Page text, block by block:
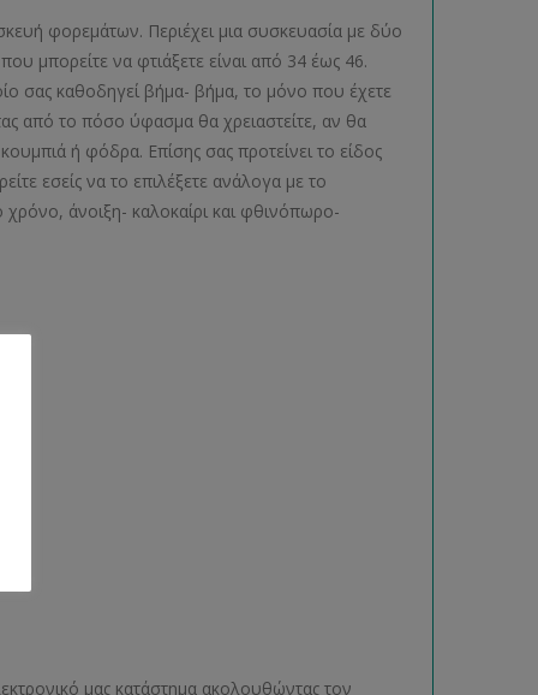
φορεμάτων. Περιέχει μια συσκευασία με δύο
μπορείτε να φτιάξετε είναι από 34 έως 46.
σας καθοδηγεί βήμα- βήμα, το μόνο που έχετε
από το πόσο ύφασμα θα χρειαστείτε, αν θα
ή φόδρα. Επίσης σας προτείνει το είδος
εσείς να το επιλέξετε ανάλογα με το
άνοιξη- καλοκαίρι και φθινόπωρο-
μας κατάστημα ακολουθώντας τον